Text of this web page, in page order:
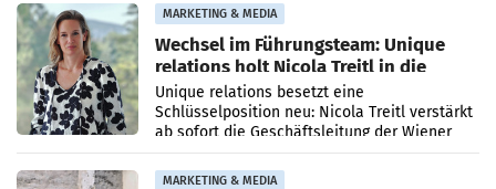
MARKETING & MEDIA
Wechsel im Führungsteam: Unique
relations holt Nicola Treitl in die
Geschäftsleitung
Unique relations besetzt eine
Schlüsselposition neu: Nicola Treitl verstärkt
ab sofort die Geschäftsleitung der Wiener
PR-Agentur an der Seite von Josef Kalina und
Anna Kalina-Mahr.
MARKETING & MEDIA